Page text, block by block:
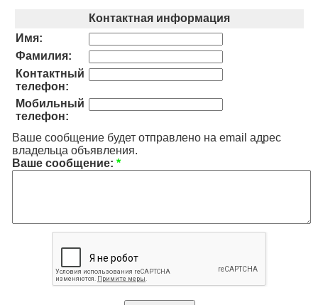
Контактная информация
Имя:
Фамилия:
Контактный
телефон:
Мобильный
телефон:
Ваше сообщение будет отправлено на email адрес
владельца объявления.
Ваше сообщение: *